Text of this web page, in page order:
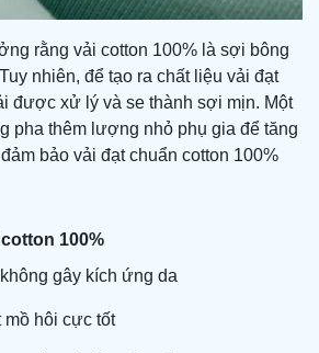
rằng vải cotton 100% là sợi bông
nhiên, để tạo ra chất liệu vải đạt
được xử lý và se thành sợi mịn. Một
pha thêm lượng nhỏ phụ gia để tăng
bảo vải đạt chuẩn cotton 100%
100%
gây kích ứng da
mồ hôi cực tốt